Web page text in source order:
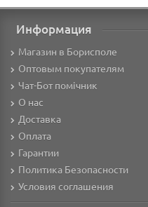
Информация
Магазин в Борисполе
Оптовым покупателям
Чат-Бот помічник
О нас
Доставка
Оплата
Гарантии
Политика Безопасности
Условия соглашения